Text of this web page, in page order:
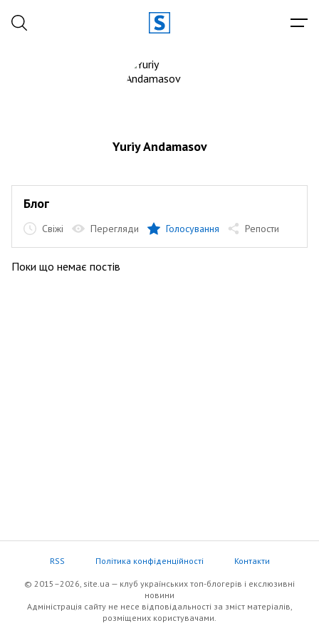
Yuriy Andamasov
Блог
Свіжі Перегляди Голосування Репости
Поки що немає постів
RSS Політика конфіденційності Контакти
© 2015–2026, site.ua — клуб українських топ-блогерів i екслюзивнi
новини
Адміністрація сайту не несе відповідальності за зміст матеріалів,
розміщених користувачами.